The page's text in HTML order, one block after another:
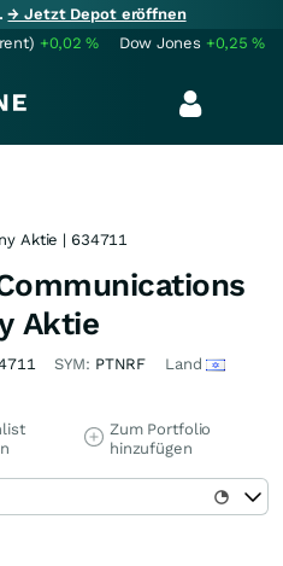
→ Jetzt Depot eröffnen
+0,02% Dow Jones +0,25%
Aktie | 634711
Aktie
SYM: PTNRF Land
Zum Portfolio
hinzufügen